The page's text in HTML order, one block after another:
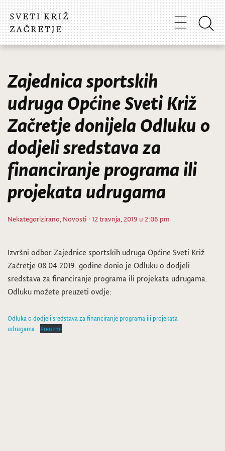
Zajednica sportskih
udruga Općine Sveti Križ
Začretje donijela Odluku o
dodjeli sredstava za
financiranje programa ili
projekata udrugama
Nekategorizirano, Novosti · 12 travnja, 2019 u 2:06 pm
Izvršni odbor Zajednice sportskih udruga Općine Sveti Križ
Začretje 08.04.2019. godine donio je Odluku o dodjeli
sredstava za financiranje programa ili projekata udrugama.
Odluku možete preuzeti ovdje:
Odluka o dodjeli sredstava za financiranje programa ili projekata
udrugama
Preuzmi